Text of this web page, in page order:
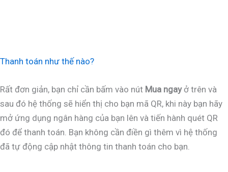
Thanh toán như thế nào?
Rất đơn giản, bạn chỉ cần bấm vào nút Mua ngayở trên và
sau đó hệ thống sẽ hiển thị cho bạn mã QR, khi này bạn hãy
mở ứng dụng ngân hàng của bạn lên và tiến hành quét QR
đó để thanh toán. Bạn không cần điền gì thêm vì hệ thống
đã tự động cập nhật thông tin thanh toán cho bạn.